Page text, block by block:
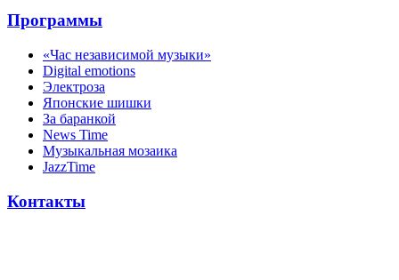
Программы
«Час независимой музыки»
Digital emotions
Электроза
Японскиe шишки
За баранкой
News Time
Музыкальная мозаика
JazzTime
Контакты